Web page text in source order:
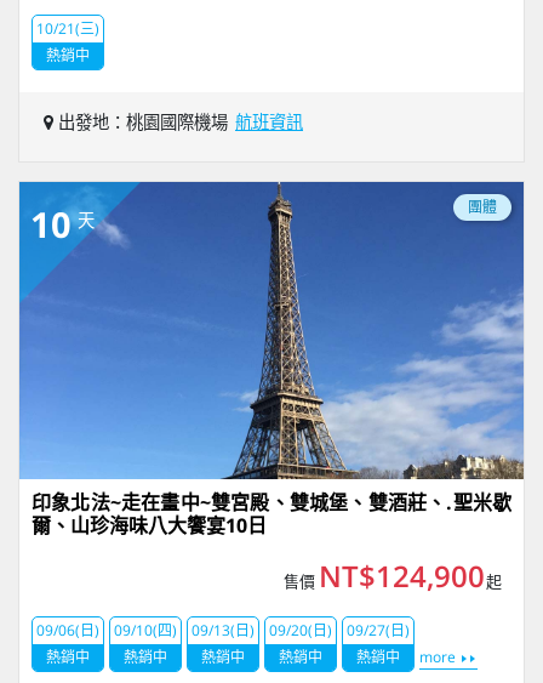
10/21(三)
熱銷中
出發地：桃園國際機場 航班資訊
10 天
團體
印象北法~走在畫中~雙宮殿、雙城堡、雙酒莊、.聖米歇
爾、山珍海味八大饗宴10日
售價 NT$124,900起
09/06(日)
熱銷中
09/10(四)
熱銷中
09/13(日)
熱銷中
09/20(日)
熱銷中
09/27(日)
熱銷中
more